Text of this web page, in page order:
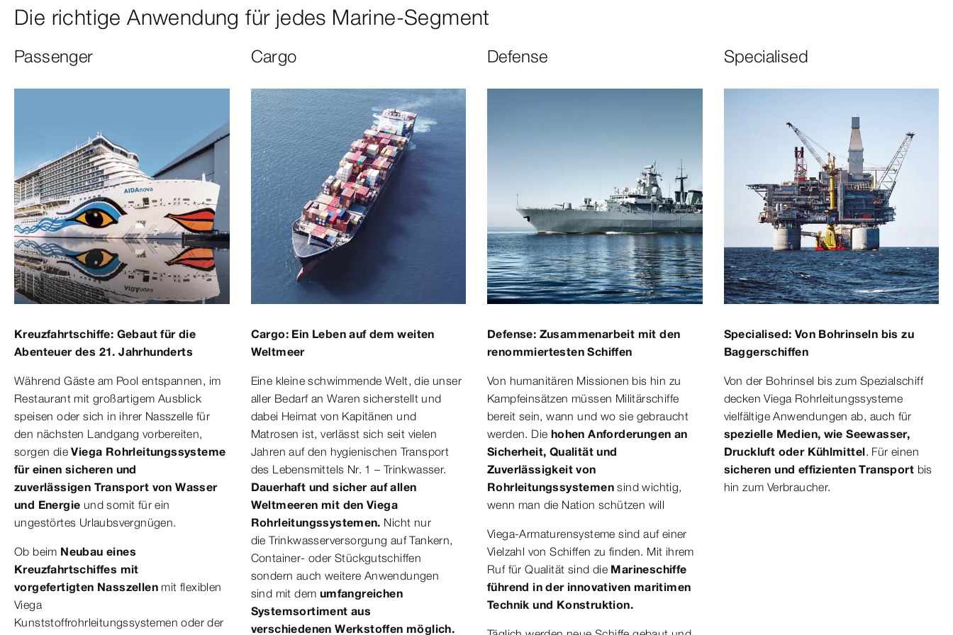
Die richtige Anwendung für jedes Marine-Segment
Passenger
Kreuzfahrtschiffe: Gebaut für die
Abenteuer des 21. Jahrhunderts
Während Gäste am Pool entspannen, im
Restaurant mit großartigem Ausblick
speisen oder sich in ihrer Nasszelle für
den nächsten Landgang vorbereiten,
sorgen dieViega Rohrleitungssysteme
für einen sicheren und
zuverlässigen Transport von Wasser
und Energie und somit für ein
ungestörtes Urlaubsvergnügen.
Ob beim Neubau eines
Kreuzfahrtschiffes mit
vorgefertigten Nasszellen mit flexiblen
Viega
Kunststoffrohrleitungssystemen oder der
Cargo
Cargo: Ein Leben auf dem weiten
Weltmeer
Eine kleine schwimmende Welt, die unser
aller Bedarf an Waren sicherstellt und
dabei Heimat von Kapitänen und
Matrosen ist, verlässt sich seit vielen
Jahren auf den hygienischen Transport
des Lebensmittels Nr. 1 – Trinkwasser.
Dauerhaft und sicher auf allen
Weltmeeren mit den Viega
Rohrleitungssystemen. Nicht nur
die Trinkwasserversorgung auf Tankern,
Container- oder Stückgutschiffen
sondern auch weitere Anwendungen
sind mit dem umfangreichen
Systemsortiment aus
verschiedenenWerkstoffen möglich.
Defense
Defense: Zusammenarbeit mit den
renommiertesten Schiffen
Von humanitären Missionen bis hin zu
Kampfeinsätzen müssen Militärschiffe
bereit sein, wann und wo sie gebraucht
werden. Die hohen Anforderungen an
Sicherheit, Qualität und
Zuverlässigkeit von
Rohrleitungssystemensind wichtig,
wenn man die Nation schützen will
Viega-Armaturensysteme sind auf einer
Vielzahl von Schiffen zu finden. Mit ihrem
Ruf für Qualität sind die Marineschiffe
führend in der innovativen maritimen
Technik und Konstruktion.
Specialised
Specialised: Von Bohrinseln bis zu
Baggerschiffen
Von der Bohrinsel bis zum Spezialschiff
decken Viega Rohrleitungssysteme
vielfältige Anwendungen ab, auch für
spezielle Medien, wie Seewasser,
Druckluft oder Kühlmittel. Für einen
sicheren und effizienten Transport bis
hin zum Verbraucher.